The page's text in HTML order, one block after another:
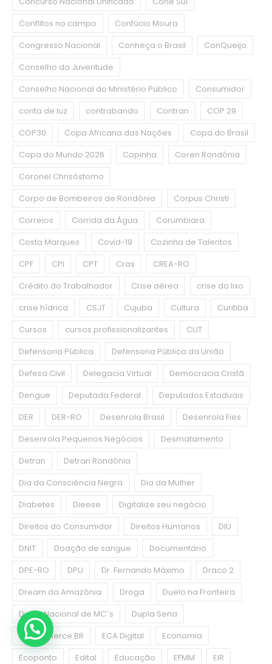
Conflitos no campo
Confúcio Moura
Congresso Nacional
Conheça o Brasil
ConQueijo
Conselho da Juventude
Conselho Nacional do Ministério Público
Consumidor
conta de luz
contrabando Contran
COP 29
COP30
Copa Africana das Nações
Copa do Brasil
Copa do Mundo 2026
Copinha
Coren Rondônia
Coronel Chrisóstomo
Corpo de Bombeiros de Rondônia
Corpus Christi
Correios
Corrida da Água
Corumbiara
Costa Marques
Covid-19
Cozinha de Talentos
CPF
CPI CPT Cras
CREA-RO
Crédito do Trabalhador
Crise aérea
crise do lixo
crise hídrica
CSJT Cujuba Cultura
Curitiba
Cursos
cursos profissionalizantes
CUT
Defensoria Pública
Defensoria Pública da União
Defesa Civil
Delegacia Virtual
Democracia Cristã
Dengue
Deputada Federal
Deputados Estaduais
DER
DER-RO Desenrola Brasil
Desenrola Fies
Desenrola Pequenos Negócios
Desmatamento
Detran
Detran Rondônia
Dia da Consciência Negra
Dia da Mulher
Diabetes
Dieese
Digitalize seu negócio
Direitos do Consumidor
Direitos Humanos
DIU
DNIT
Doação de sangue
Documentário
DPE-RO
DPU Dr. Fernando Máximo
Draco 2
Dream da Amazônia
Droga
Duelo na Fronteira
Duelo Nacional de MC´s
Dupla Sena
E-commerce.BR
ECA Digital
Economia
Ecoponto
Edital Educação EFMM EIR